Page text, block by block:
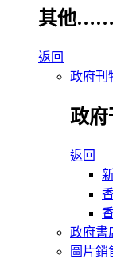
其他……
返回
政府刊
政府
返回
政府書
圖片銷